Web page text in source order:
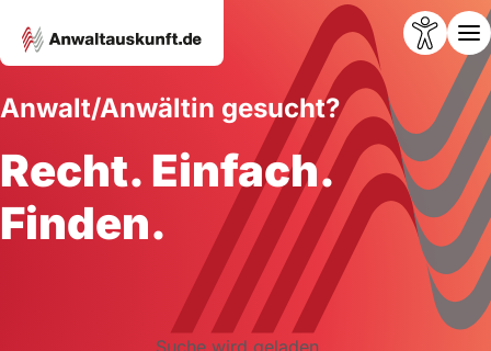
Anwalt/Anwältin gesucht?
Recht. Einfach.
Finden.
Suche wird geladen...